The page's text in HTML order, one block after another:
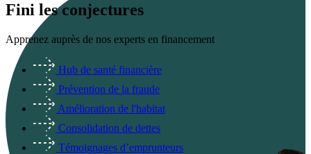
Fini les conjectures
Apprenez auprès de nos experts en financement
Hub de santé financière
Prévention de la fraude
Amélioration de l'habitat
Consolidation de dettes
Témoignages d’emprunteurs